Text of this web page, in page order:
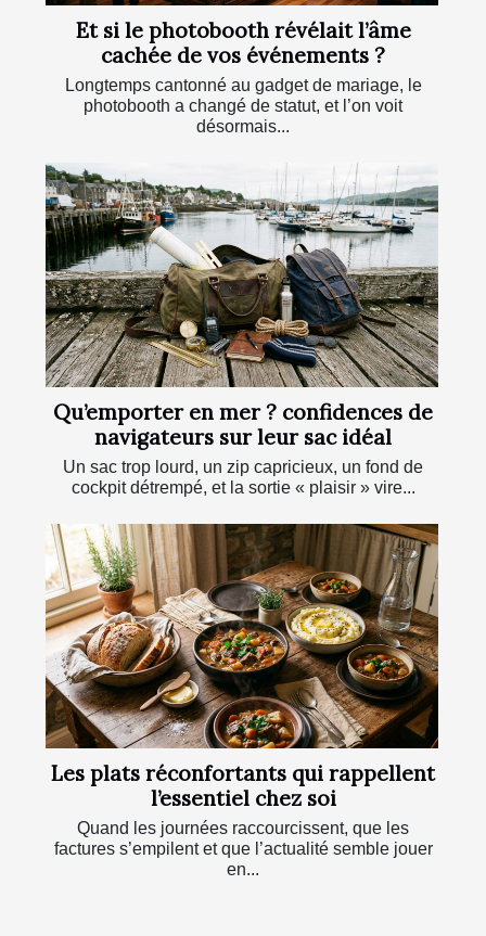
Et si le photobooth révélait l’âme
cachée de vos événements ?
Longtemps cantonné au gadget de mariage, le
photobooth a changé de statut, et l’on voit
désormais...
Qu’emporter en mer ? confidences de
navigateurs sur leur sac idéal
Un sac trop lourd, un zip capricieux, un fond de
cockpit détrempé, et la sortie « plaisir » vire...
Les plats réconfortants qui rappellent
l’essentiel chez soi
Quand les journées raccourcissent, que les
factures s’empilent et que l’actualité semble jouer
en...